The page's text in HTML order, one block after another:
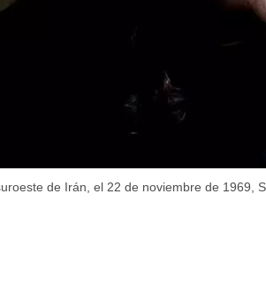
de Irán, el 22 de noviembre de 1969,